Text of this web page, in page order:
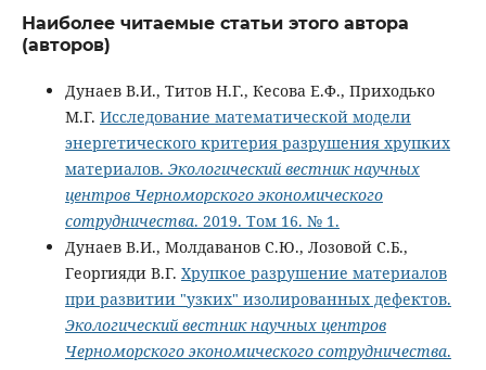
Наиболее читаемые статьи этого автора
(авторов)
Дунаев В.И., Титов Н.Г., Кесова Е.Ф., Приходько
М.Г. Исследование математической модели
энергетического критерия разрушения хрупких
материалов. Экологический вестник научных
центров Черноморского экономического
сотрудничества. 2019. Том 16. № 1.
Дунаев В.И., Молдаванов С.Ю., Лозовой С.Б.,
Георгияди В.Г. Хрупкое разрушение материалов
при развитии "узких" изолированных дефектов.
Экологический вестник научных центров
Черноморского экономического сотрудничества.